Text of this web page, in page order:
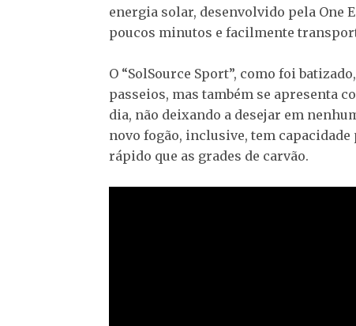
energia solar, desenvolvido pela One
poucos minutos e facilmente
O “SolSource Sport”, como foi
passeios, mas também se apresenta
dia, não deixando a desejar em
novo fogão, inclusive, tem
rápido que as grades de carvão.